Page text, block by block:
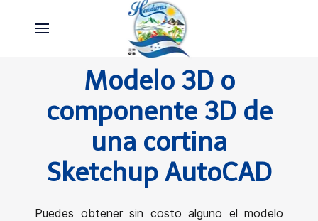
Modelo 3D o
componente 3D de
una cortina
Sketchup AutoCAD
Puedes obtener sin costo alguno el modelo